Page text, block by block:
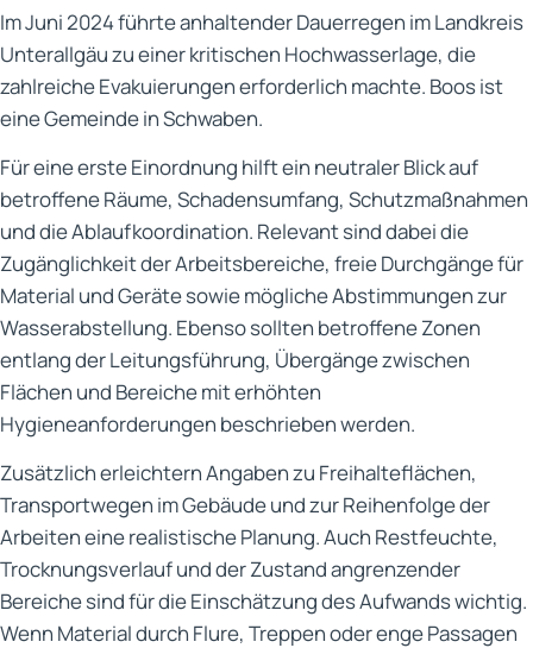
Im Juni 2024 führte anhaltender Dauerregen im Landkreis
Unterallgäu zu einer kritischen Hochwasserlage, die
zahlreiche Evakuierungen erforderlich machte. Boos ist
eine Gemeinde in Schwaben.
Für eine erste Einordnung hilft ein neutraler Blick auf
betroffene Räume, Schadensumfang, Schutzmaßnahmen
und die Ablaufkoordination. Relevant sind dabei die
Zugänglichkeit der Arbeitsbereiche, freie Durchgänge für
Material und Geräte sowie mögliche Abstimmungen zur
Wasserabstellung. Ebenso sollten betroffene Zonen
entlang der Leitungsführung, Übergänge zwischen
Flächen und Bereiche mit erhöhten
Hygieneanforderungen beschrieben werden.
Zusätzlich erleichtern Angaben zu Freihalteflächen,
Transportwegen im Gebäude und zur Reihenfolge der
Arbeiten eine realistische Planung. Auch Restfeuchte,
Trocknungsverlauf und der Zustand angrenzender
Bereiche sind für die Einschätzung des Aufwands wichtig.
Wenn Material durch Flure, Treppen oder enge Passagen